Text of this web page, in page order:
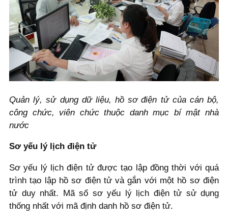
Quản lý, sử dụng dữ liệu, hồ sơ điện tử của cán bộ,
công chức, viên chức thuộc danh mục bí mật nhà
nước
Sơ yếu lý lịch điện tử
Sơ yếu lý lịch điện tử được tạo lập đồng thời với quá
trình tạo lập hồ sơ điện tử và gắn với một hồ sơ điện
tử duy nhất. Mã số sơ yếu lý lịch điện tử sử dụng
thống nhất với mã định danh hồ sơ điện tử.